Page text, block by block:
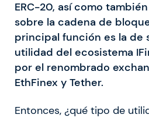
ERC-20, así como
sobre la cadena de
principal función es la de
utilidad del ecosistema
por el renombrado
EthFinex y Tether.
Entonces, ¿qué tipo de